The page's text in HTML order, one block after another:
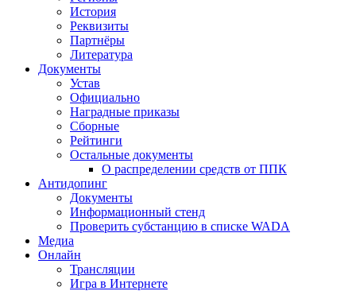
История
Реквизиты
Партнёры
Литература
Документы
Устав
Официально
Наградные приказы
Сборные
Рейтинги
Остальные документы
О распределении средств от ППК
Антидопинг
Документы
Информационный стенд
Проверить субстанцию в списке WADA
Медиа
Онлайн
Трансляции
Игра в Интернете